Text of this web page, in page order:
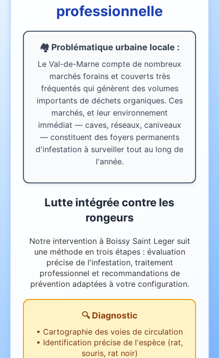
professionnelle
🏘️ Problématique urbaine locale :
Le Val-de-Marne compte de nombreux
marchés forains et couverts très
fréquentés qui génèrent des volumes
importants de déchets organiques. Ces
marchés, et leur environnement
immédiat — caves, réseaux, caniveaux
— constituent des foyers permanents
d'infestation à surveiller tout au long de
l'année.
Lutte intégrée contre les
rongeurs
Notre intervention à Boissy Saint Leger suit
une méthode en trois étapes : évaluation
précise de l'infestation, traitement
professionnel et recommandations de
prévention adaptées à votre configuration.
🔍 Diagnostic
• Cartographie des voies de circulation
• Identification précise de l'espèce (rat,
souris, rat noir)